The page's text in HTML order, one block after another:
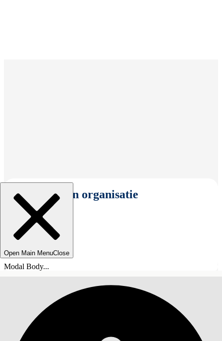
Selecteer een organisatie
Open Main MenuClose
Modal Body...